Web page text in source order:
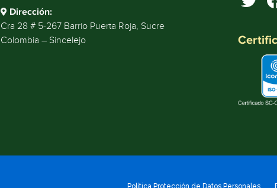
Dirección:
Cra 28 # 5-267 Barrio Puerta Roja, Sucre
Colombia – Sincelejo
Política Protección de Datos Personales